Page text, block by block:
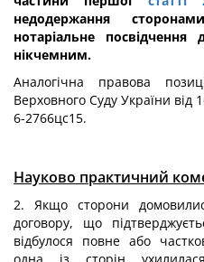
недодержання
нотаріальне
нікчемним.
Аналогічна правова
Верховного Суду України від
6-2766цс15.
Науково практичний
2. Якщо сторони
договору, що
відбулося повне або